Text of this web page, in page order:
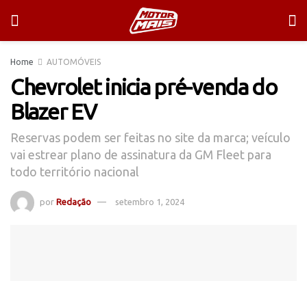
Home AUTOMÓVEIS
Chevrolet inicia pré-venda do
Blazer EV
Reservas podem ser feitas no site da marca; veículo
vai estrear plano de assinatura da GM Fleet para
todo território nacional
por Redação setembro 1, 2024